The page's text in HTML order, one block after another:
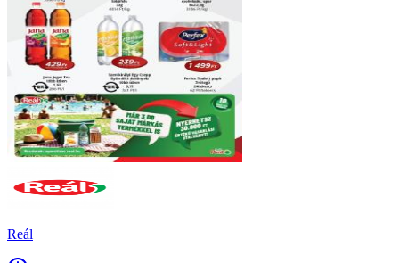
Reál